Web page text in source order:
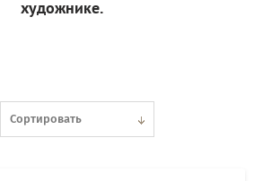
художнике.
Сортировать